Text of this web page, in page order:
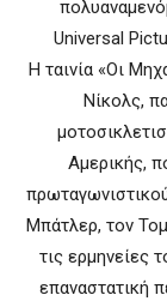
Universal
Η ταινία «Οι
Νίκολς,
Αμερικής,
Μπάτλερ, τον Τομ
τις ερμηνείες
επαναστατική